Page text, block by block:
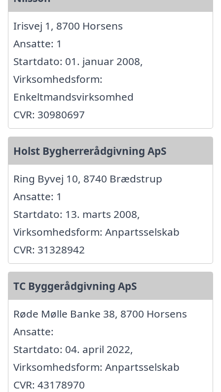
Irisvej 1, 8700 Horsens
Ansatte: 1
Startdato: 01. januar 2008,
Virksomhedsform:
Enkeltmandsvirksomhed
CVR: 30980697
Holst Bygherrerådgivning ApS
Ring Byvej 10, 8740 Brædstrup
Ansatte: 1
Startdato: 13. marts 2008,
Virksomhedsform: Anpartsselskab
CVR: 31328942
TC Byggerådgivning ApS
Røde Mølle Banke 38, 8700 Horsens
Ansatte:
Startdato: 04. april 2022,
Virksomhedsform: Anpartsselskab
CVR: 43178970